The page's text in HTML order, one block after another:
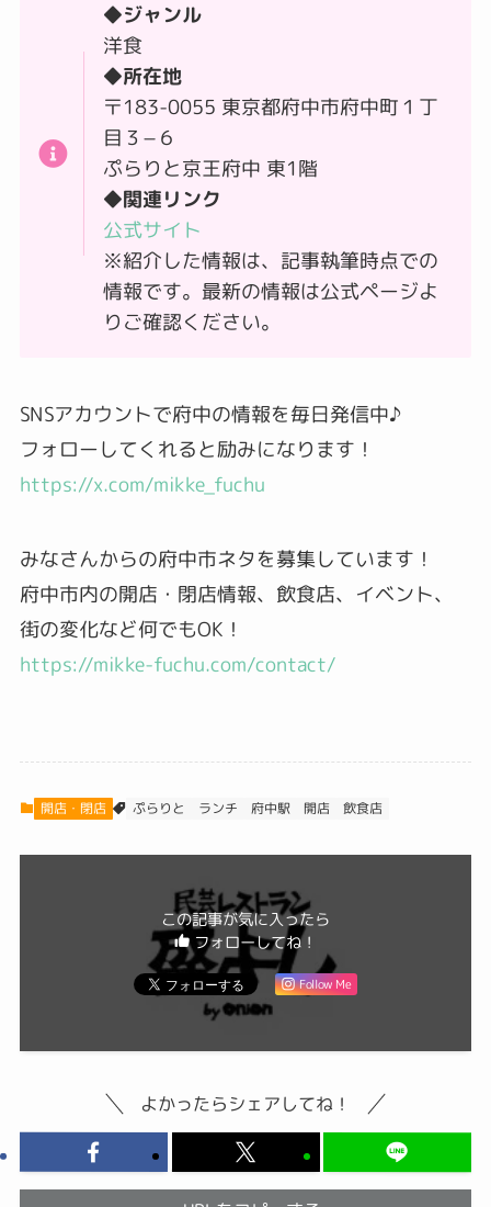
◆ジャンル
洋食
◆所在地
〒183-0055 東京都府中市府中町１丁
目３−６
ぷらりと京王府中 東1階
◆関連リンク
公式サイト
※紹介した情報は、記事執筆時点での
情報です。最新の情報は公式ページよ
りご確認ください。
SNSアカウントで府中の情報を毎日発信中♪
フォローしてくれると励みになります！
https://x.com/mikke_fuchu
みなさんからの府中市ネタを募集しています！
府中市内の開店・閉店情報、飲食店、イベント、
街の変化など何でもOK！
https://mikke-fuchu.com/contact/
開店・閉店 ぷらりと ランチ 府中駅 開店 飲食店
この記事が気に入ったら
フォローしてね！
Follow Me
よかったらシェアしてね！